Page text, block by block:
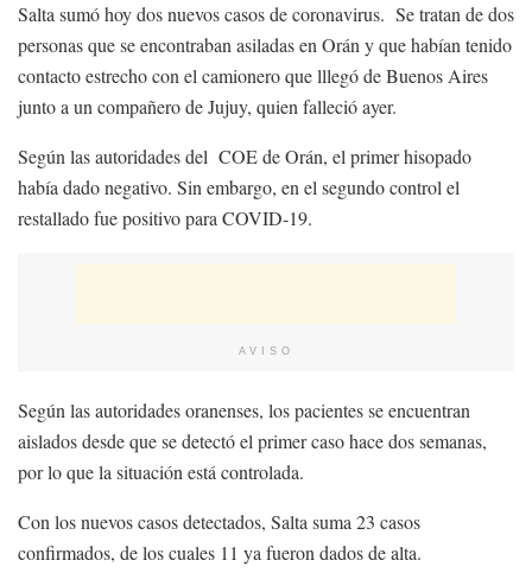
Salta sumó hoy dos nuevos casos de coronavirus. Se tratan de dos
personas que se encontraban asiladas en Orán y que habían tenido
contacto estrecho con el camionero que lllegó de Buenos Aires
junto a un compañero de Jujuy, quien falleció ayer.
Según las autoridades del COE de Orán, el primer hisopado
había dado negativo. Sin embargo, en el segundo control el
restallado fue positivo para COVID-19.
AVISO
Según las autoridades oranenses, los pacientes se encuentran
aislados desde que se detectó el primer caso hace dos semanas,
por lo que la situación está controlada.
Con los nuevos casos detectados, Salta suma 23 casos
confirmados, de los cuales 11 ya fueron dados de alta.